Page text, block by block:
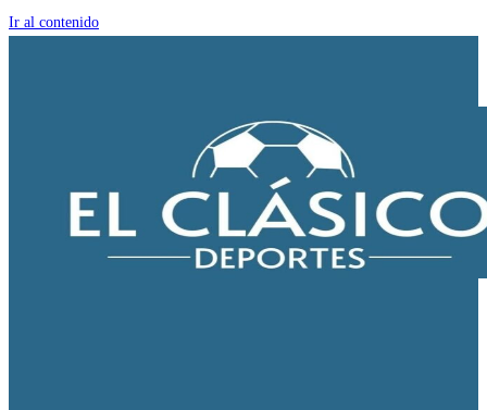
Ir al contenido